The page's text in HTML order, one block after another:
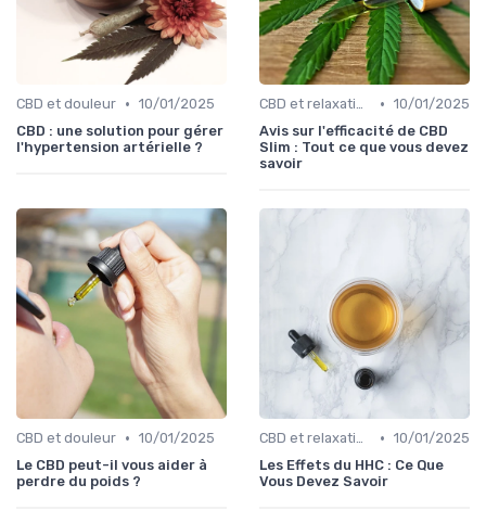
CBD et douleur • 10/01/2025
CBD : une solution pour gérer
l'hypertension artérielle ?
CBD et relaxation • 10/01/2025
Avis sur l'efficacité de CBD
Slim : Tout ce que vous devez
savoir
CBD et douleur • 10/01/2025
Le CBD peut-il vous aider à
perdre du poids ?
CBD et relaxation • 10/01/2025
Les Effets du HHC : Ce Que
Vous Devez Savoir